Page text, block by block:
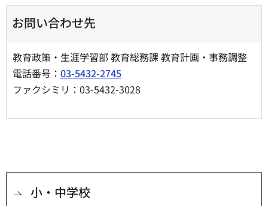
お問い合わせ先
教育政策・生涯学習部 教育総務課 教育計画・事務調整
電話番号： 03-5432-2745
ファクシミリ：03-5432-3028
小・中学校